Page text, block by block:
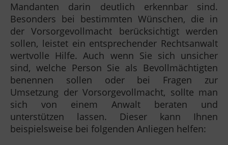
Mandanten darin deutlich erkennbar sind.
Besonders bei bestimmten Wünschen, die in
der Vorsorgevollmacht berücksichtigt werden
sollen, leistet ein entsprechender Rechtsanwalt
wertvolle Hilfe. Auch wenn Sie sich unsicher
sind, welche Person Sie als Bevollmächtigten
benennen sollen oder bei Fragen zur
Umsetzung der Vorsorgevollmacht, sollte man
sich von einem Anwalt beraten und
unterstützen lassen. Dieser kann Ihnen
beispielsweise bei folgenden Anliegen helfen: